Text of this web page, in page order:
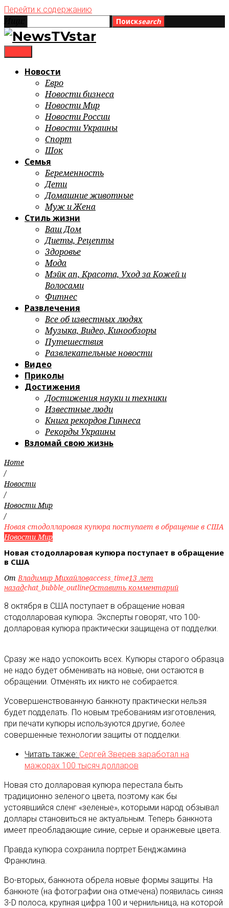
Перейти к содержанию
Поискsearch
Новости
Евро
Новости бизнеса
Новости Мир
Новости России
Новости Украины
Спорт
Шок
Семья
Беременность
Дети
Домашние животные
Муж и Жена
Стиль жизни
Ваш Дом
Диеты, Рецепты
Здоровье
Мода
Мэйк ап, Красота, Уход за Кожей и
Волосами
Фитнес
Развлечения
Все об известных людях
Музыка, Видео, Кинообзоры
Путешествия
Развлекательные новости
Видео
Приколы
Достижения
Достижения науки и техники
Известные люди
Книга рекордов Гиннеса
Рекорды Украины
Взломай свою жизнь
Home
/
Новости
/
Новости Мир
/
Новая стодолларовая купюра поступает в обращение в США
Новости Мир
Новая стодолларовая купюра поступает в обращение
в США
ОтВладимир Михайловaccess_time13 лет
назадchat_bubble_outlineОставить комментарий
8 октября в США поступает в обращение новая
стодолларовая купюра. Эксперты говорят, что 100-
долларовая купюра практически защищена от подделки.
Сразу же надо успокоить всех. Купюры старого образца
не надо будет обменивать на новые, они остаются в
обращении. Отменять их никто не собирается.
Усовершенствованную банкноту практически нельзя
будет подделать. По новым требованиям изготовления,
при печати купюры используются другие, более
совершенные технологии защиты от подделки.
Читать также: Сергей Зверев заработал на
мажорах 100 тысяч долларов
Новая сто долларовая купюра перестала быть
традиционно зеленого цвета, поэтому как бы
устоявшийся сленг «зеленые», которыми народ обзывал
доллары становиться не актуальным. Теперь банкнота
имеет преобладающие синие, серые и оранжевые цвета.
Правда купюра сохранила портрет Бенджамина
Франклина.
Во-вторых, банкнота обрела новые формы защиты. На
банкноте (на фотографии она отмечена) появилась синяя
3-D полоса, крупная цифра 100 и чернильница, на которой